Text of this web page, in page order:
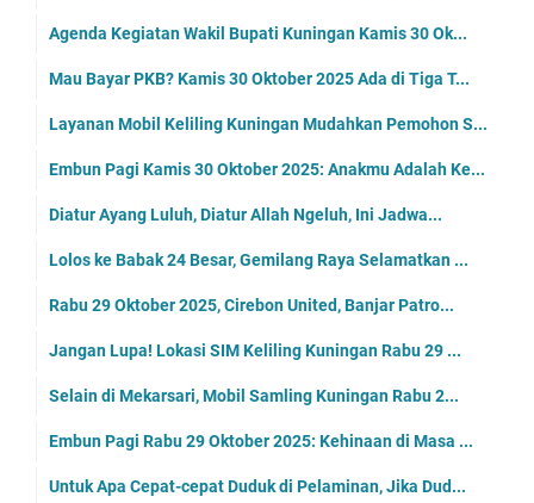
Agenda Kegiatan Wakil Bupati Kuningan Kamis 30 Ok...
Mau Bayar PKB? Kamis 30 Oktober 2025 Ada di Tiga T...
Layanan Mobil Keliling Kuningan Mudahkan Pemohon S...
Embun Pagi Kamis 30 Oktober 2025: Anakmu Adalah Ke...
Diatur Ayang Luluh, Diatur Allah Ngeluh, Ini Jadwa...
Lolos ke Babak 24 Besar, Gemilang Raya Selamatkan ...
Rabu 29 Oktober 2025, Cirebon United, Banjar Patro...
Jangan Lupa! Lokasi SIM Keliling Kuningan Rabu 29 ...
Selain di Mekarsari, Mobil Samling Kuningan Rabu 2...
Embun Pagi Rabu 29 Oktober 2025: Kehinaan di Masa ...
Untuk Apa Cepat-cepat Duduk di Pelaminan, Jika Dud...